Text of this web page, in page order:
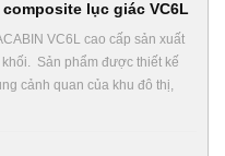
lục giác VC6L
VC6L cao cấp sản xuất
Sản phẩm được thiết kế
cảnh quan của khu đô thị,